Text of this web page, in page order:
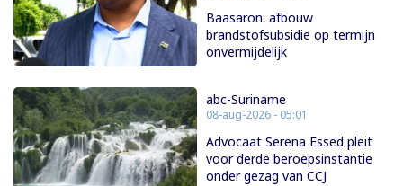
Baasaron: afbouw
brandstofsubsidie op termijn
onvermijdelijk
abc-Suriname
08-aug-2026 - 05:01
Advocaat Serena Essed pleit
voor derde beroepsinstantie
onder gezag van CCJ